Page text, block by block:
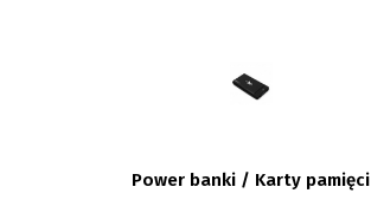
Power banki / Karty pamięci